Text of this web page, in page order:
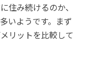
住み続けるのか、
いようです。まず
リットを比較して